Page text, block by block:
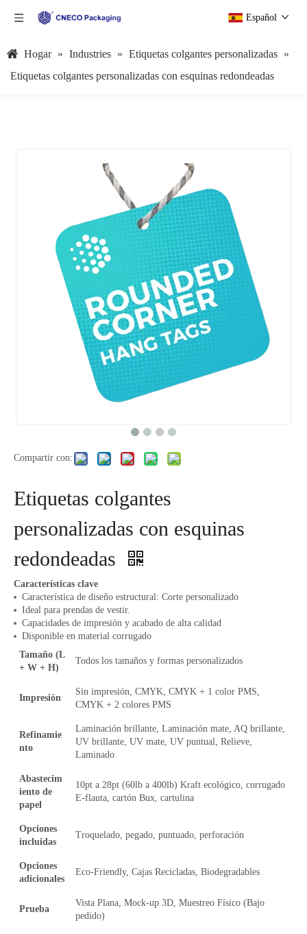
Español
Hogar » Industries » Etiquetas colgantes personalizadas »
Etiquetas colgantes personalizadas con esquinas redondeadas
Compartir con:
Etiquetas colgantes
personalizadas con esquinas
redondeadas
Características clave
Característica de diseño estructural: Corte personalizado
Ideal para prendas de vestir.
Capacidades de impresión y acabado de alta calidad
Disponible en material corrugado
Tamaño (L
+ W + H)
Todos los tamaños y formas personalizados
Impresión
Sin impresión, CMYK, CMYK + 1 color PMS,
CMYK + 2 colores PMS
Refinamie
nto
Laminación brillante, Laminación mate, AQ brillante,
UV brillante, UV mate, UV puntual, Relieve,
Laminado
Abastecim
iento de
papel
10pt a 28pt (60lb a 400lb) Kraft ecológico, corrugado
E-flauta, cartón Bux, cartulina
Opciones
incluidas
Troquelado, pegado, puntuado, perforación
Opciones
adicionales
Eco-Friendly, Cajas Recicladas, Biodegradables
Prueba
Vista Plana, Mock-up 3D, Muestreo Físico (Bajo
pedido)